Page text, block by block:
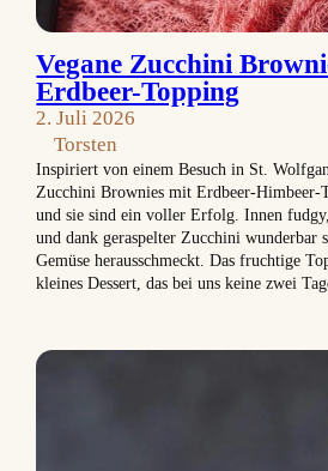
Vegane Zucchini
Erdbeer-Topping
2. Juli 2026
Torsten
Inspiriert von einem Besuch in St.
Zucchini Brownies mit Erdbeer-Himbeer-
und sie sind ein voller Erfolg. Innen
und dank geraspelter Zucchini wunderbar
Gemüse herausschmeckt. Das fruchtige
kleines Dessert, das bei uns keine zwei